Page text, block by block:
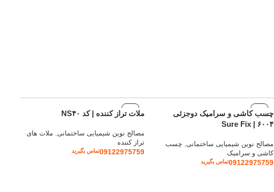
چسب کاشی و سرامیک دوجزئی
Sure Fix | ۶۰۰۴
مصالح نوین شیمیایی ساختمانی
چسب
کاشی و سرامیک
09122975759تماس بگیرید
ملات تراز کننده | کد NS۴۰
مصالح نوین شیمیایی ساختمانی
ملات های
تراز کننده
09122975759تماس بگیرید